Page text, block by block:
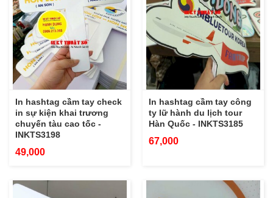
In hashtag cầm tay check
in sự kiện khai trương
chuyến tàu cao tốc -
INKTS3198
49,000
In hashtag cầm tay công
ty lữ hành du lịch tour
Hàn Quốc - INKTS3185
67,000